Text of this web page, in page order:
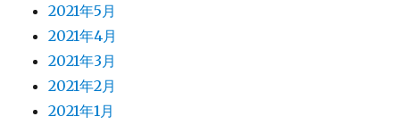
2021年5月
2021年4月
2021年3月
2021年2月
2021年1月